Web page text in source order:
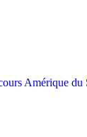
Amérique